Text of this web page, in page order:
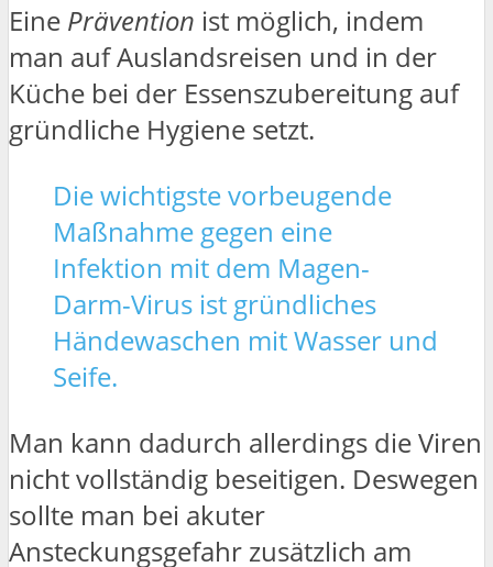
Eine Prävention ist möglich, indem
man auf Auslandsreisen und in der
Küche bei der Essenszubereitung auf
gründliche Hygiene setzt.
Die wichtigste vorbeugende
Maßnahme gegen eine
Infektion mit dem Magen-
Darm-Virus ist gründliches
Händewaschen mit Wasser und
Seife.
Man kann dadurch allerdings die Viren
nicht vollständig beseitigen. Deswegen
sollte man bei akuter
Ansteckungsgefahr zusätzlich am